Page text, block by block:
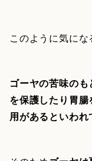
このように気にな
ゴーヤの苦味の
を保護したり胃
用があるといわれ